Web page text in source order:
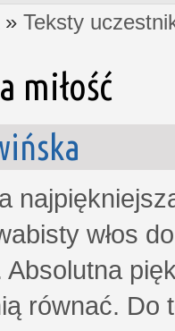
» Teksty
miłość
włos
Absolutna
równać.